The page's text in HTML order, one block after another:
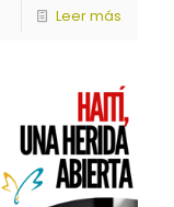
Leer más